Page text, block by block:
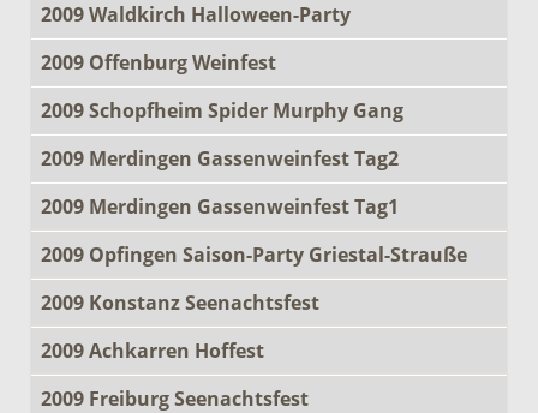
2009 Waldkirch Halloween-Party
2009 Offenburg Weinfest
2009 Schopfheim Spider Murphy Gang
2009 Merdingen Gassenweinfest Tag2
2009 Merdingen Gassenweinfest Tag1
2009 Opfingen Saison-Party Griestal-Strauße
2009 Konstanz Seenachtsfest
2009 Achkarren Hoffest
2009 Freiburg Seenachtsfest